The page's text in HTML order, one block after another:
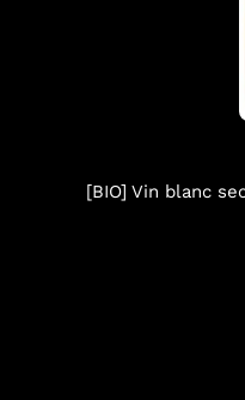
[BIO] Vin blanc